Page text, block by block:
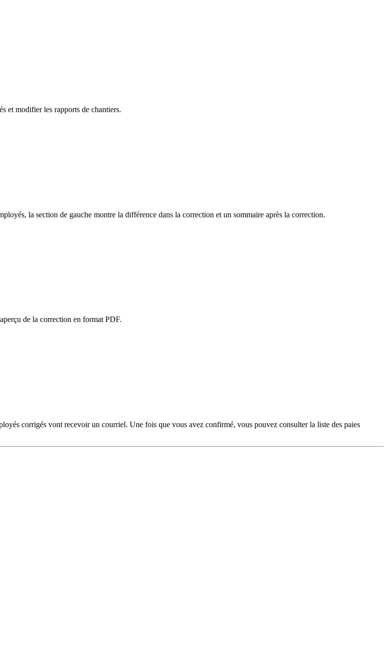
et modifier les rapports de chantiers.
la section de gauche montre la différence dans la correction et un sommaire après la correction.
de la correction en format PDF.
corrigés vont recevoir un courriel. Une fois que vous avez confirmé, vous pouvez consulter la liste des paies